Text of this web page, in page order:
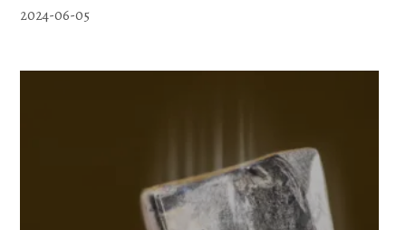
2024-06-05